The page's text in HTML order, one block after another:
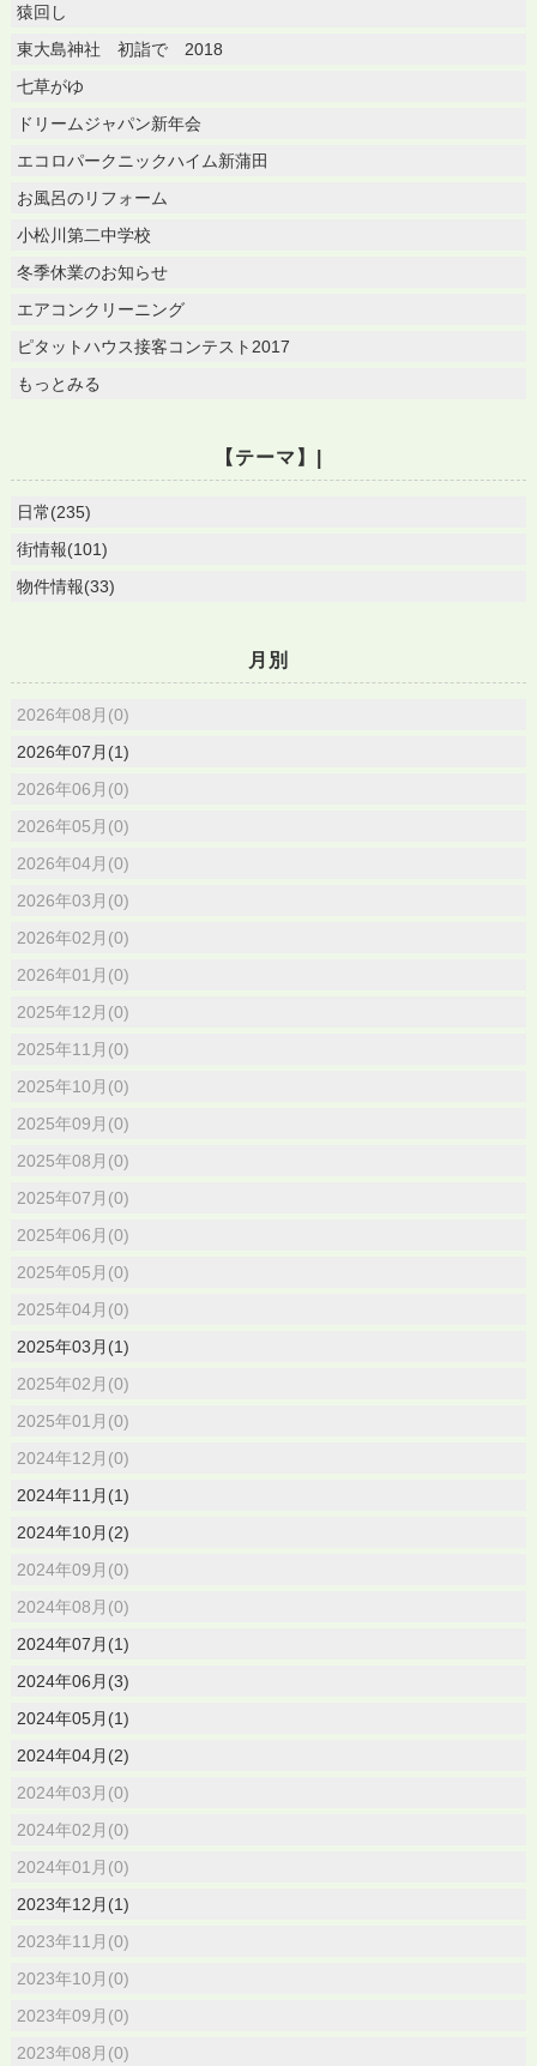
猿回し
東大島神社 初詣で 2018
七草がゆ
ドリームジャパン新年会
エコロパークニックハイム新蒲田
お風呂のリフォーム
小松川第二中学校
冬季休業のお知らせ
エアコンクリーニング
ピタットハウス接客コンテスト2017
もっとみる
【テーマ】|
日常(235)
街情報(101)
物件情報(33)
月別
2026年08月(0)
2026年07月(1)
2026年06月(0)
2026年05月(0)
2026年04月(0)
2026年03月(0)
2026年02月(0)
2026年01月(0)
2025年12月(0)
2025年11月(0)
2025年10月(0)
2025年09月(0)
2025年08月(0)
2025年07月(0)
2025年06月(0)
2025年05月(0)
2025年04月(0)
2025年03月(1)
2025年02月(0)
2025年01月(0)
2024年12月(0)
2024年11月(1)
2024年10月(2)
2024年09月(0)
2024年08月(0)
2024年07月(1)
2024年06月(3)
2024年05月(1)
2024年04月(2)
2024年03月(0)
2024年02月(0)
2024年01月(0)
2023年12月(1)
2023年11月(0)
2023年10月(0)
2023年09月(0)
2023年08月(0)